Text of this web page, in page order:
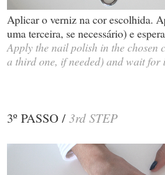
Aplicar o verniz na cor escolhida.
uma terceira, se necessário) e
Apply the nail polish in the chosen
a third one, if needed) and wait for
3º PASSO / 3rd STEP